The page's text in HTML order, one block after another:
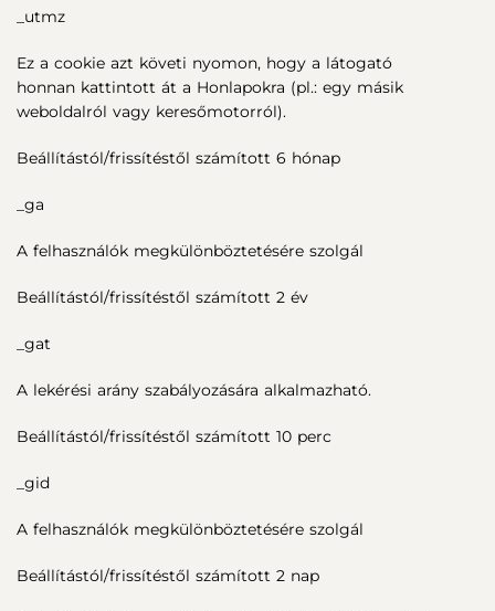
_utmz
Ez a cookie azt követi nyomon, hogy a látogató
honnan kattintott át a Honlapokra (pl.: egy másik
weboldalról vagy keresőmotorról).
Beállítástól/frissítéstől számított 6 hónap
_ga
A felhasználók megkülönböztetésére szolgál
Beállítástól/frissítéstől számított 2 év
_gat
A lekérési arány szabályozására alkalmazható.
Beállítástól/frissítéstől számított 10 perc
_gid
A felhasználók megkülönböztetésére szolgál
Beállítástól/frissítéstől számított 2 nap